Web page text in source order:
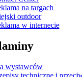
na targach
outdoor
w internecie
wystawców
techniczne i